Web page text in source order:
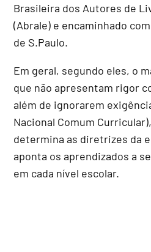
Brasileira dos Autores de
(Abrale) e encaminhado
de S.Paulo.
Em geral, segundo eles, o
que não apresentam rigor
além de ignorarem
Nacional Comum
determina as diretrizes da
aponta os aprendizados a
em cada nível escolar.